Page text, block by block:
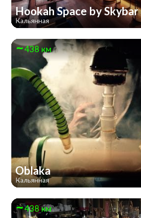
Hookah Space by Skybar
Кальянная
438 км
Oblaka
Кальянная
438 км